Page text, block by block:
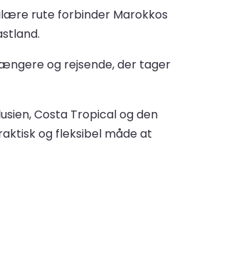
rute forbinder Marokkos
og rejsende, der tager
Costa Tropical og den
og fleksibel måde at